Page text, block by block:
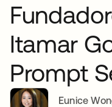
Itamar
Prompt
Eunice